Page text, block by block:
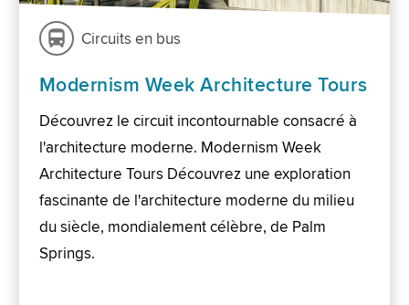
Circuits en bus
Modernism Week Architecture Tours
Découvrez le circuit incontournable consacré à
l'architecture moderne. Modernism Week
Architecture Tours Découvrez une exploration
fascinante de l'architecture moderne du milieu
du siècle, mondialement célèbre, de Palm
Springs.